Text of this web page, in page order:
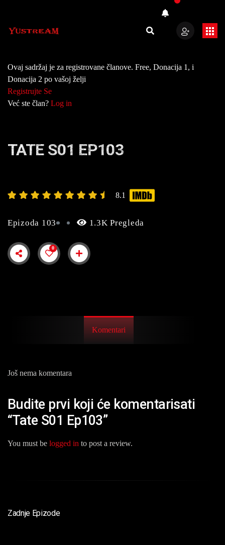
Ovaj sadržaj je za registrovane članove. Free, Donacija 1, i
Donacija 2 po vašoj želji
Registrujte Se
Već ste član? Log in
TATE S01 EP103
8.1
Epizoda 103 1.3K Pregleda
0
Komentari
Još nema komentara
Budite prvi koji će komentarisati
“Tate S01 Ep103”
You must be logged in to post a review.
Zadnje Epizode